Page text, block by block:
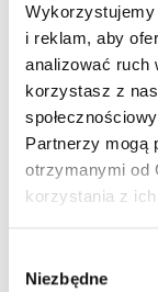
i reklam, aby
analizować ruch
korzystasz z
Partnerzy mogą
otrzymanymi od
korzystania z ich
zgody
Niezbędne
piramidzie
dolarów, co
Tak, ZUS
Jak w takiej
informacji o
lub upadku